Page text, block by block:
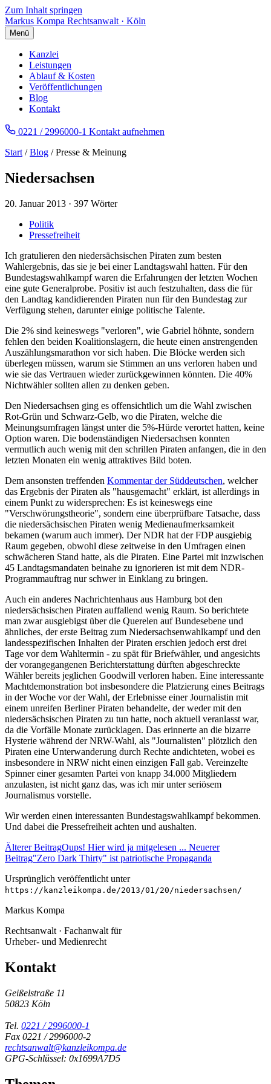
Zum Inhalt springen
Markus Kompa Rechtsanwalt · Köln
Menü
Kanzlei
Leistungen
Ablauf & Kosten
Veröffentlichungen
Blog
Kontakt
0221 / 2996000-1 Kontakt aufnehmen
Start /Blog / Presse & Meinung
Niedersachsen
20. Januar 2013 · 397 Wörter
Politik
Pressefreiheit
Ich gratulieren den niedersächsischen Piraten zum besten
Wahlergebnis, das sie je bei einer Landtagswahl hatten. Für den
Bundestagswahlkampf waren die Erfahrungen der letzten Wochen
eine gute Generalprobe. Positiv ist auch festzuhalten, dass die für
den Landtag kandidierenden Piraten nun für den Bundestag zur
Verfügung stehen, darunter einige politische Talente.
Die 2% sind keineswegs "verloren", wie Gabriel höhnte, sondern
fehlen den beiden Koalitionslagern, die heute einen anstrengenden
Auszählungsmarathon vor sich haben. Die Blöcke werden sich
überlegen müssen, warum sie Stimmen an uns verloren haben und
wie sie das Vertrauen wieder zurückgewinnen könnten. Die 40%
Nichtwähler sollten allen zu denken geben.
Den Niedersachsen ging es offensichtlich um die Wahl zwischen
Rot-Grün und Schwarz-Gelb, wo die Piraten, welche die
Meinungsumfragen längst unter die 5%-Hürde verortet hatten, keine
Option waren. Die bodenständigen Niedersachsen konnten
vermutlich auch wenig mit den schrillen Piraten anfangen, die in den
letzten Monaten ein wenig attraktives Bild boten.
Dem ansonsten treffenden Kommentar der Süddeutschen, welcher
das Ergebnis der Piraten als "hausgemacht" erklärt, ist allerdings in
einem Punkt zu widersprechen: Es ist keineswegs eine
"Verschwörungstheorie", sondern eine überprüfbare Tatsache, dass
die niedersächsischen Piraten wenig Medienaufmerksamkeit
bekamen (warum auch immer). Der NDR hat der FDP ausgiebig
Raum gegeben, obwohl diese zeitweise in den Umfragen einen
schwächeren Stand hatte, als die Piraten. Eine Partei mit inzwischen
45 Landtagsmandaten beinahe zu ignorieren ist mit dem NDR-
Programmauftrag nur schwer in Einklang zu bringen.
Auch ein anderes Nachrichtenhaus aus Hamburg bot den
niedersächsischen Piraten auffallend wenig Raum. So berichtete
man zwar ausgiebigst über die Querelen auf Bundesebene und
ähnliches, der erste Beitrag zum Niedersachsenwahlkampf und den
landesspezifischen Inhalten der Piraten erschien jedoch erst drei
Tage vor dem Wahltermin - zu spät für Briefwähler, und angesichts
der vorangegangenen Berichterstattung dürften abgeschreckte
Wähler bereits jeglichen Goodwill verloren haben. Eine interessante
Machtdemonstration bot insbesondere die Platzierung eines Beitrags
in der Woche vor der Wahl, der Erlebnisse einer Journalistin mit
einem unreifen Berliner Piraten behandelte, der weder mit den
niedersächsischen Piraten zu tun hatte, noch aktuell veranlasst war,
da die Vorfälle Monate zurücklagen. Das erinnerte an die bizarre
Hysterie während der NRW-Wahl, als "Journalisten" plötzlich den
Piraten eine Unterwanderung durch Rechte andichteten, wobei es
insbesondere in NRW nicht einen einzigen Fall gab. Vereinzelte
Spinner einer gesamten Partei von knapp 34.000 Mitgliedern
anzulasten, ist nicht ganz das, was ich mir unter seriösem
Journalismus vorstelle.
Wir werden einen interessanten Bundestagswahlkampf bekommen.
Und dabei die Pressefreiheit achten und aushalten.
Älterer BeitragOups! Hier wird ja mitgelesen ... Neuerer
Beitrag"Zero Dark Thirty" ist patriotische Propaganda
Ursprünglich veröffentlicht unter
https://kanzleikompa.de/2013/01/20/niedersachsen/
Markus Kompa
Rechtsanwalt · Fachanwalt für
Urheber- und Medienrecht
Kontakt
Geißelstraße 11
50823 Köln
Tel. 0221 / 2996000-1
Fax 0221 / 2996000-2
rechtsanwalt@kanzleikompa.de
GPG-Schlüssel: 0x1699A7D5